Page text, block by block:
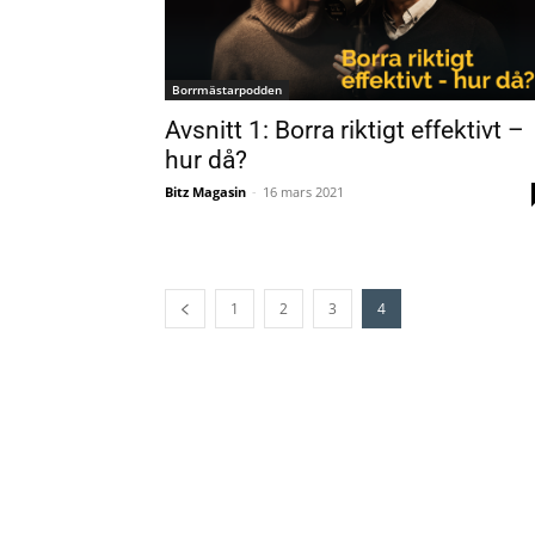
Borrmästarpodden
Avsnitt 1: Borra riktigt effektivt –
hur då?
Bitz Magasin - 16 mars 2021
1 2 3 4